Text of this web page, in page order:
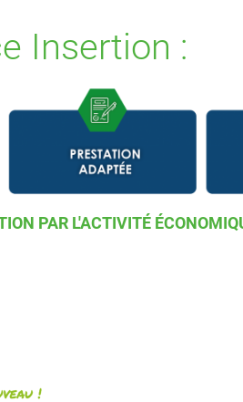
Insertion :
PAR L'ACTIVITÉ